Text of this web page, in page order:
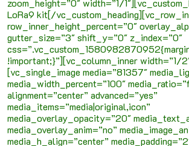
zoom_height=”0″ width=”1/
LoRa9 kit[/
row_inner_height_percent=”0″
gutter_size=”3″ shift_y=”0″ z_index=”0″
!important;}”][vc_column_inner width=”1/
[vc_single_image media=”81357″
media_width_percent=”100″
alignment=”center” advanced=”yes”
media_items=”media|original,icon”
media_overlay_opacity=”20″
media_overlay_anim=”no”
media_h_align=”center”